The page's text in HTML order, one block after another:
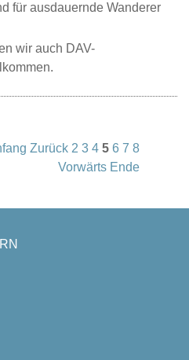
für ausdauernde Wanderer
wir auch DAV-
Zurück 2 3 4 5 6 7 8
Vorwärts Ende